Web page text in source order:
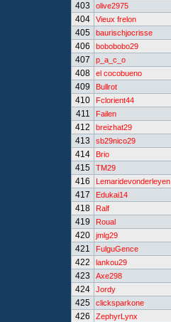
403
olive2975
404
Vieux frelon
405
baurischjocrisse
406
bobobobo29
407
p_a_c_o
408
el cocobueno
409
Bullrot
410
Fclorient44
411 Failen
412 breizhat29
413 sb29nico29
414
Brio
415
TM29
416
Lemaridevonderleyen
417
Edukai14
418 Ralf
419 Roual
420
jmlg29
421 FulguGence
422 lankou29
423 Axe298
424 Jordy
425 clicksparkone
426 ZephyrLynx